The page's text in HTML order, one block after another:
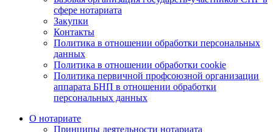
сфере нотариата
Закупки
Контакты
Политика в отношении обработки персональных
данных
Политика в отношении обработки cookie
Политика первичной профсоюзной организации
аппарата БНП в отношении обработки
персональных данных
О нотариате
Принципы деятельности нотариата